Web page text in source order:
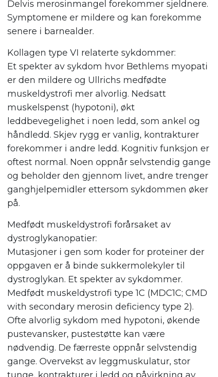
Delvis merosinmangel forekommer sjeldnere.
Symptomene er mildere og kan forekomme
senere i barnealder.
Kollagen type VI relaterte sykdommer:
Et spekter av sykdom hvor Bethlems myopati
er den mildere og Ullrichs medfødte
muskeldystrofi mer alvorlig. Nedsatt
muskelspenst (hypotoni), økt
leddbevegelighet i noen ledd, som ankel og
håndledd. Skjev rygg er vanlig, kontrakturer
forekommer i andre ledd. Kognitiv funksjon er
oftest normal. Noen oppnår selvstendig gange
og beholder den gjennom livet, andre trenger
ganghjelpemidler ettersom sykdommen øker
på.
Medfødt muskeldystrofi forårsaket av
dystroglykanopatier:
Mutasjoner i gen som koder for proteiner der
oppgaven er å binde sukkermolekyler til
dystroglykan. Et spekter av sykdommer.
Medfødt muskeldystrofi type 1C (MDC1C; CMD
with secondary merosin deficiency type 2).
Ofte alvorlig sykdom med hypotoni, økende
pustevansker, pustestøtte kan være
nødvendig. De færreste oppnår selvstendig
gange. Overvekst av leggmuskulatur, stor